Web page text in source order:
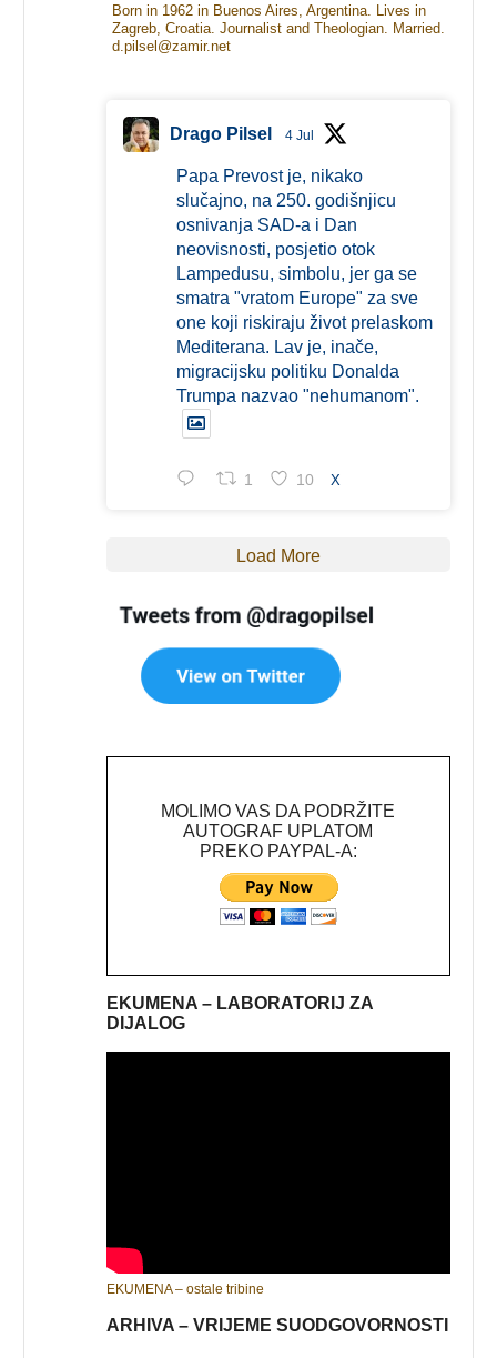
Born in 1962 in Buenos Aires, Argentina. Lives in
Zagreb, Croatia. Journalist and Theologian. Married.
d.pilsel@zamir.net
Drago Pilsel 4 Jul
Papa Prevost je, nikako
slučajno, na 250. godišnjicu
osnivanja SAD-a i Dan
neovisnosti, posjetio otok
Lampedusu, simbolu, jer ga se
smatra "vratom Europe" za sve
one koji riskiraju život prelaskom
Mediterana. Lav je, inače,
migracijsku politiku Donalda
Trumpa nazvao "nehumanom".
1 10 X
Load More
MOLIMO VAS DA PODRŽITE
AUTOGRAF UPLATOM
PREKO PAYPAL-A:
EKUMENA – LABORATORIJ ZA
DIJALOG
EKUMENA – ostale tribine
ARHIVA – VRIJEME SUODGOVORNOSTI